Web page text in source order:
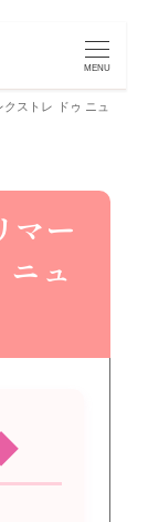
MENU
ストレ ドゥ ニュ
マー
ュ